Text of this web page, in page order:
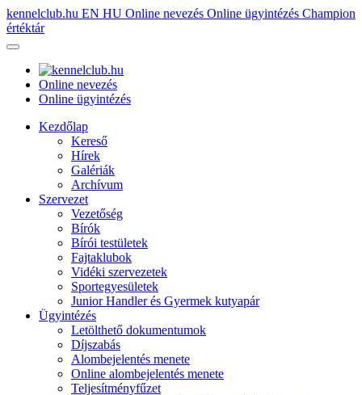
kennelclub.hu EN HU Online nevezés Online ügyintézés Champion
értéktár
Online nevezés
Online ügyintézés
Kezdőlap
Kereső
Hírek
Galériák
Archívum
Szervezet
Vezetőség
Bírók
Bírói testületek
Fajtaklubok
Vidéki szervezetek
Sportegyesületek
Junior Handler és Gyermek kutyapár
Ügyintézés
Letölthető dokumentumok
Díjszabás
Alombejelentés menete
Online alombejelentés menete
Teljesítményfűzet